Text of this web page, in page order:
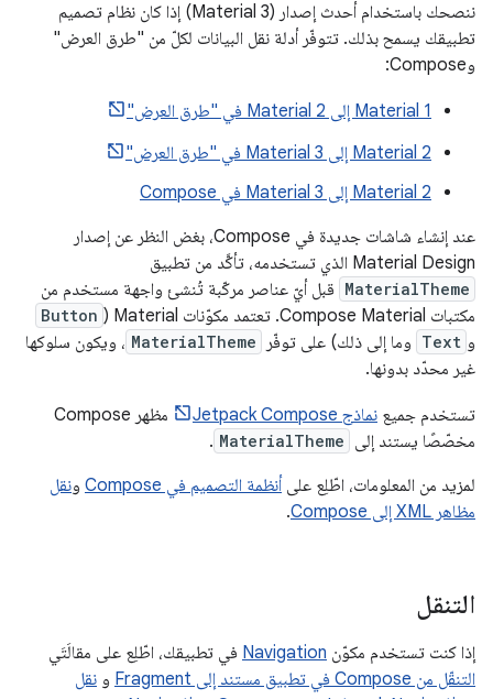
ننصحك باستخدام أحدث إصدار (Material 3) إذا كان نظام تصميم
تطبيقك يسمح بذلك. تتوفّر أدلة نقل البيانات لكلّ من "طرق العرض"
وCompose:
‫Material 1 إلى Material 2 في "طرق العرض"
‫Material 2 إلى Material 3 في "طرق العرض"
‫Material 2 إلى Material 3 في Compose
عند إنشاء شاشات جديدة في Compose، بغض النظر عن إصدار
Material Design الذي تستخدمه، تأكَّد من تطبيق
MaterialTheme قبل أيّ عناصر مركّبة تُنشئ واجهة مستخدم من
مكتبات Compose Material. تعتمد مكوّنات Material (
Button
و Text وما إلى ذلك) على توفّر MaterialTheme ، ويكون سلوكها
غير محدّد بدونها.
تستخدم جميع نماذج Jetpack Compose
مظهر Compose
مخصّصًا يستند إلى MaterialTheme
.
لمزيد من المعلومات، اطّلِع على أنظمة التصميم في Compose ونقل
مظاهر XML إلى Compose
.
التنقل
إذا كنت تستخدم مكوّن Navigation في تطبيقك، اطّلِع على مقالَتَي
التنقّل من Compose في تطبيق مستند إلى Fragment
و نقل